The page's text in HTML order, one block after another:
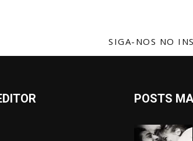
SIGA-NOS NO
POSTS